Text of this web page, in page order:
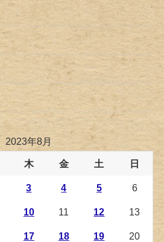
2023年8月
木 金 土 日
3 4 5 6
10 11 12 13
17 18 19 20